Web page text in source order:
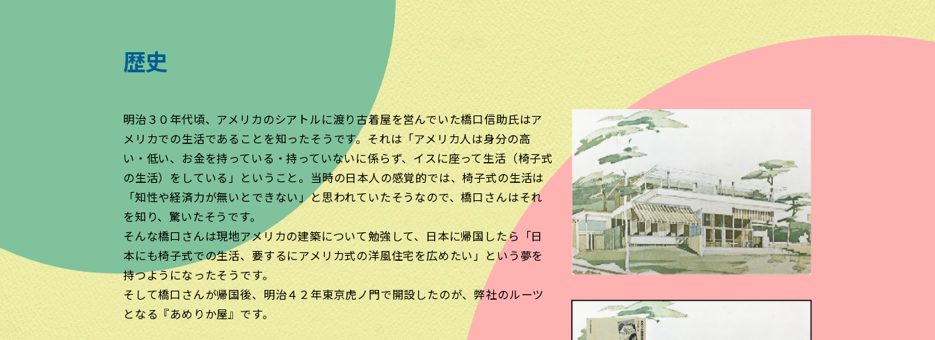
歴史
明治３０年代頃、アメリカのシアトルに渡り古着屋を営んでいた橋口信助氏はア
メリカでの生活であることを知ったそうです。それは「アメリカ人は身分の高
い・低い、お金を持っている・持っていないに係らず、イスに座って生活（椅子式
の生活）をしている」ということ。当時の日本人の感覚的では、椅子式の生活は
「知性や経済力が無いとできない」と思われていたそうなので、橋口さんはそれ
を知り、驚いたそうです。
そんな橋口さんは現地アメリカの建築について勉強して、日本に帰国したら「日
本にも椅子式での生活、要するにアメリカ式の洋風住宅を広めたい」という夢を
持つようになったそうです。
そして橋口さんが帰国後、明治４２年東京虎ノ門で開設したのが、弊社のルーツ
となる『あめりか屋』です。